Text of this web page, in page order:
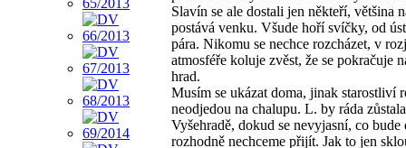
Slavín se ale dostali jen někteří, většina
postává venku. Všude hoří svíčky, od
pára. Nikomu se nechce rozcházet, v
atmosféře koluje zvěst, že se pokračuje
hrad.
Musím se ukázat doma, jinak starostliví
neodjedou na chalupu. L. by ráda
Vyšehradě, dokud se nevyjasní, co bude
rozhodně nechceme přijít. Jak to jen